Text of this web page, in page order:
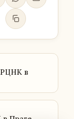
РЦНК в